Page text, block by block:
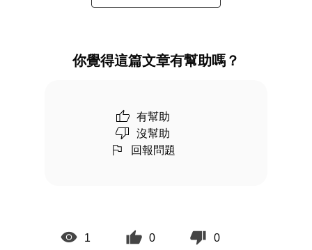
你覺得這篇文章有幫助嗎？
有幫助
沒幫助
回報問題
1 0 0